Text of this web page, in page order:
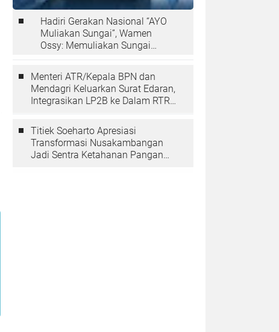
Hadiri Gerakan Nasional “AYO
Muliakan Sungai”, Wamen
Ossy: Memuliakan Sungai
Menteri ATR/Kepala BPN dan
Mendagri Keluarkan Surat Edaran,
Integrasikan LP2B ke Dalam RTRW
Titiek Soeharto Apresiasi
Transformasi Nusakambangan
Jadi Sentra Ketahanan Pangan